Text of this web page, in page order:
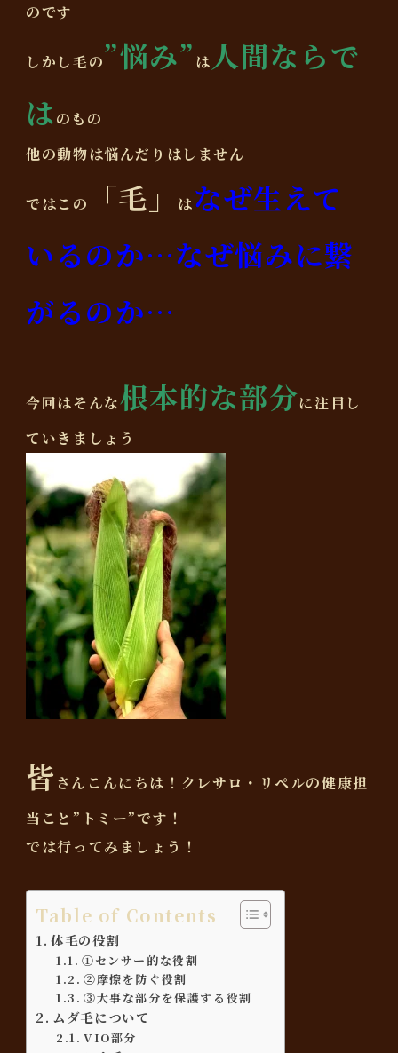
のです
しかし毛の”悩み” は 人間ならで
はのもの
他の動物は悩んだりはしません
ではこの 「毛」 はなぜ生えて
いるのか…なぜ悩みに繋
がるのか…
今回はそんな根本的な部分に注目し
ていきましょう
皆 さんこんにちは！クレサロ・リペルの健康担
当こと”トミー”です！
では行ってみましょう！
Table of Contents
体毛の役割
①センサー的な役割
②摩擦を防ぐ役割
③大事な部分を保護する役割
ムダ毛について
VIO部分